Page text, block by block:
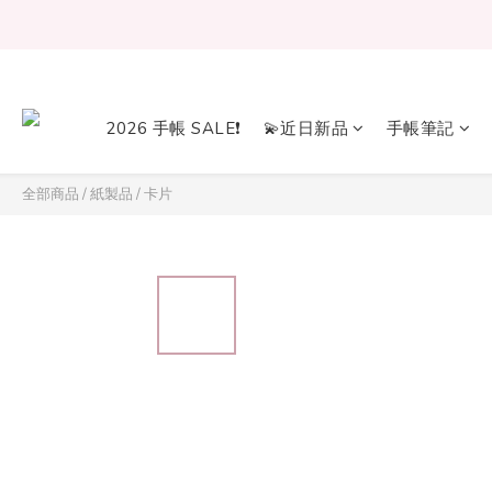
2026 手帳 SALE❗ 💫近日新品 手帳筆記
全部商品 /紙製品 /卡片